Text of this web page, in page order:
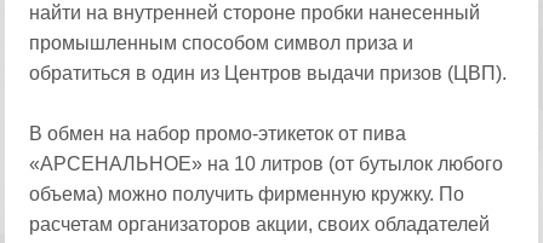
найти на внутренней стороне пробки нанесенный
промышленным способом символ приза и
обратиться в один из Центров выдачи призов (ЦВП).
В обмен на набор промо-этикеток от пива
«АРСЕНАЛЬНОЕ» на 10 литров (от бутылок любого
объема) можно получить фирменную кружку. По
расчетам организаторов акции, своих обладателей